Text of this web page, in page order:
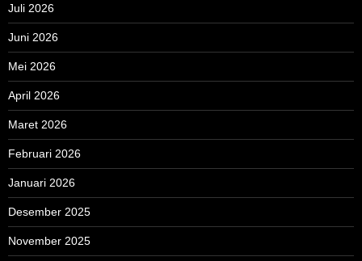
Juli 2026
Juni 2026
Mei 2026
April 2026
Maret 2026
Februari 2026
Januari 2026
Desember 2025
November 2025